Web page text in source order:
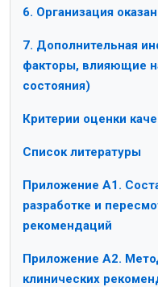
6. Организация
7. Дополнительная
факторы, влияющие
состояния)
Критерии оценки
Список литературы
Приложение А1.
разработке и
рекомендаций
Приложение А2.
клинических